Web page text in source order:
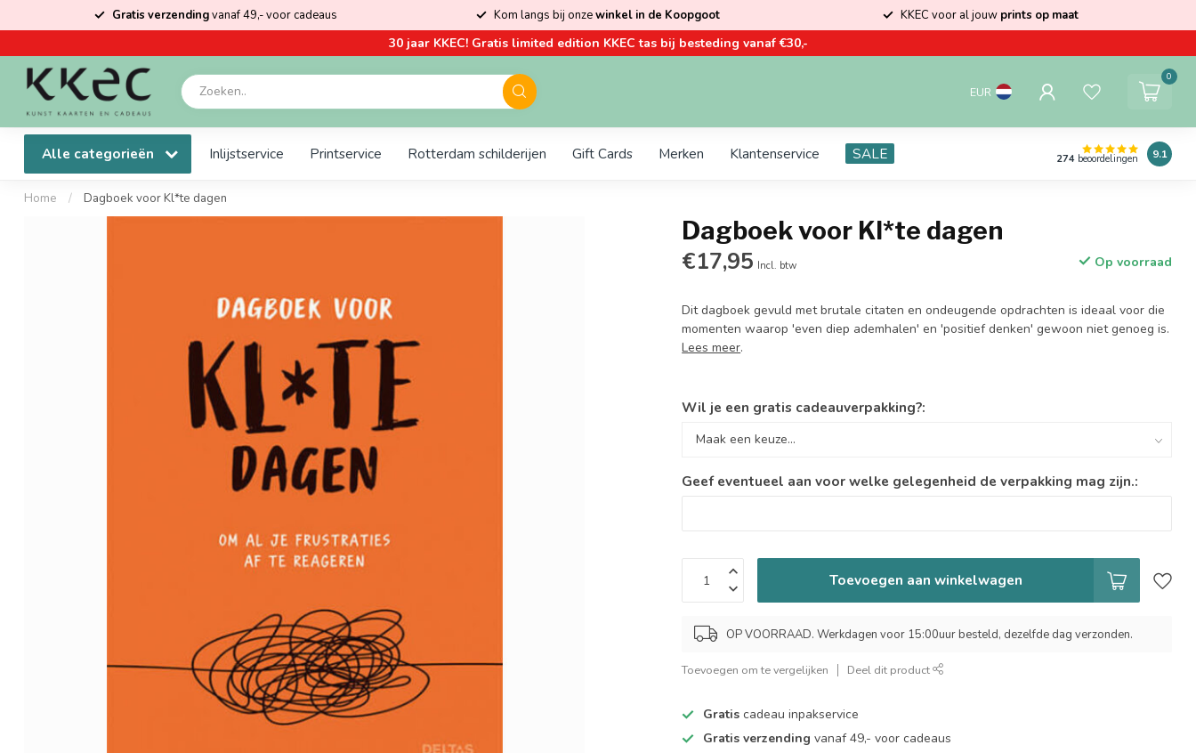
Gratis verzendingvanaf 49,- voor cadeaus Kom langs bij onzewinkel in de Koopgoot KKEC voor al jouw prints op maat
30 jaar KKEC! Gratis limited edition KKEC tas bij besteding vanaf €30,-
EUR
0
Alle categorieën Inlijstservice Printservice Rotterdam schilderijen Gift Cards Merken Klantenservice SALE 274 beoordelingen 9.1
Home / Dagboek voor Kl*te dagen
Dagboek voor Kl*te dagen
€17,95 Incl. btw Op voorraad
Dit dagboek gevuld met brutale citaten en ondeugende opdrachten is ideaal voor die
momenten waarop 'even diep ademhalen' en 'positief denken' gewoon niet genoeg is.
Lees meer.
Wil je een gratis cadeauverpakking?:
Geef eventueel aan voor welke gelegenheid de verpakking mag zijn.:
Toevoegen aan winkelwagen
OP VOORRAAD. Werkdagen voor 15:00uur besteld, dezelfde dag verzonden.
Toevoegen om te vergelijken Deel dit product
Gratis cadeau inpakservice
Gratis verzending vanaf 49,- voor cadeaus